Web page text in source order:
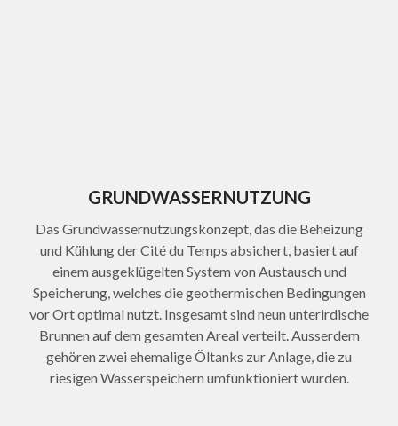
GRUNDWASSER­NUTZUNG
Das Grundwassernutzungs­konzept, das die Beheizung
und Kühlung der Cité du Temps absichert, basiert auf
einem ausgeklügelten System von Austausch und
Speicherung, welches die geothermischen Bedingungen
vor Ort optimal nutzt. Insgesamt sind neun unterirdische
Brunnen auf dem gesamten Areal verteilt. Ausserdem
gehören zwei ehemalige Öltanks zur Anlage, die zu
riesigen Wasserspeichern umfunktioniert wurden.